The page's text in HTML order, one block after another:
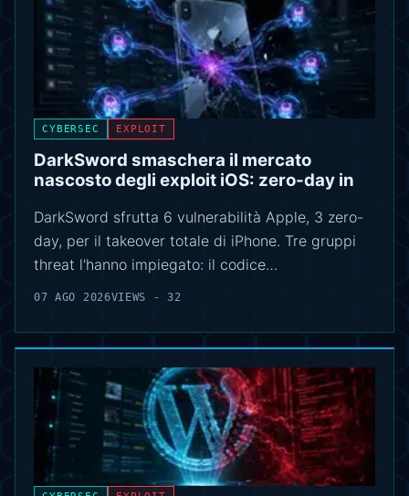
CYBERSEC EXPLOIT
DarkSword smaschera il mercato
nascosto degli exploit iOS: zero-day in
DarkSword sfrutta 6 vulnerabilità Apple, 3 zero-
day, per il takeover totale di iPhone. Tre gruppi
threat l'hanno impiegato: il codice…
07 AGO 2026VIEWS - 32